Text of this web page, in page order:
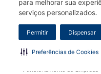
para melhorar sua
serviços personalizados.
Permitir Dispensar
Preferências de Cookies
O Diskus é
aberto, o
Prazo de
pode não
A Drogaria Araujo S/A
marca. Para sua segurança
Araujo S.A. Em caso de
Razão Social: Drogaria
0300.313.1010 e (31)
10.965 | Yasmin Silva
Funcionamento da Empresa